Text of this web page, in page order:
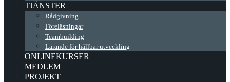
TJÄNSTER
Rådgivning
Föreläsningar
Teambuilding
Lärande för hållbar utveckling
ONLINEKURSER
MEDLEM
PROJEKT